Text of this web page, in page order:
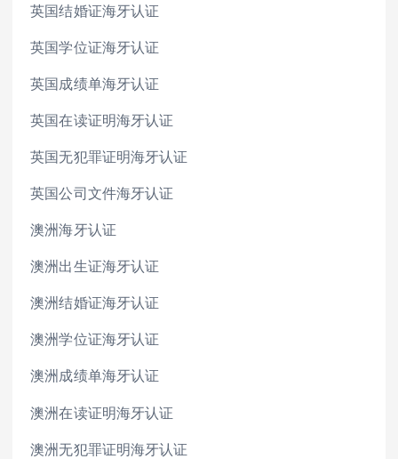
英国结婚证海牙认证
英国学位证海牙认证
英国成绩单海牙认证
英国在读证明海牙认证
英国无犯罪证明海牙认证
英国公司文件海牙认证
澳洲海牙认证
澳洲出生证海牙认证
澳洲结婚证海牙认证
澳洲学位证海牙认证
澳洲成绩单海牙认证
澳洲在读证明海牙认证
澳洲无犯罪证明海牙认证